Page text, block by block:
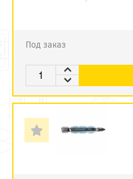
Под заказ